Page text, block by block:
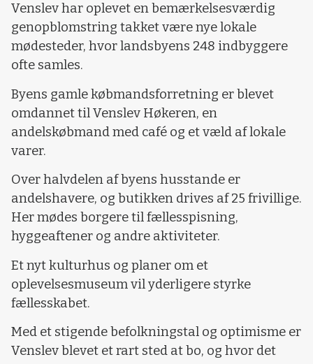
Venslev har oplevet en bemærkelsesværdig
genopblomstring takket være nye lokale
mødesteder, hvor landsbyens 248 indbyggere
ofte samles.
Byens gamle købmandsforretning er blevet
omdannet til Venslev Høkeren, en
andelskøbmand med café og et væld af lokale
varer.
Over halvdelen af byens husstande er
andelshavere, og butikken drives af 25 frivillige.
Her mødes borgere til fællesspisning,
hyggeaftener og andre aktiviteter.
Et nyt kulturhus og planer om et
oplevelsesmuseum vil yderligere styrke
fællesskabet.
Med et stigende befolkningstal og optimisme er
Venslev blevet et rart sted at bo, og hvor det